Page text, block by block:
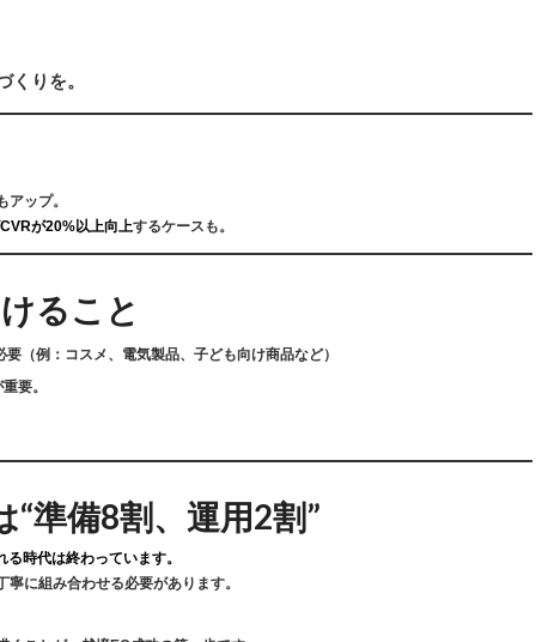
りを。
ップ。
CVRが20%以上向上するケースも。
ること
（例：コスメ、電気製品、子ども向け商品など）
要。
準備8割、運用2割”
時代は終わっています。
寧に組み合わせる必要があります。